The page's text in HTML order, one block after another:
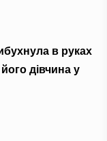
в руках
дівчина у